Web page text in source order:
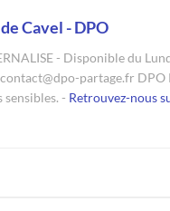
Cavel - DPO
- Disponible du
partage.fr DPO
sensibles. - Retrouvez-nous